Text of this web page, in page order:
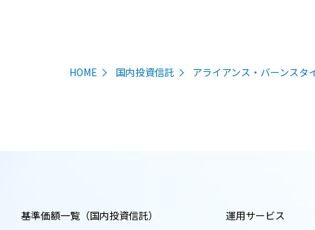
HOME 国内投資信託 アライアンス・バーンスタ
基準価額一覧（国内投資信託） 運用サービス